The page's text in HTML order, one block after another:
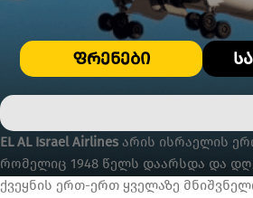
ᲤᲠᲔᲜᲔᲑᲘ
EL AL Israel Airlines არის ისრაელის
რომელიც 1948 წელს დაარსდა და
ქვეყნის ერთ-ერთ ყველაზე